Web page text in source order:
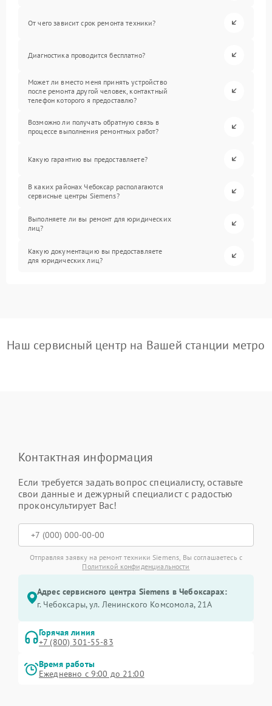
От чего зависит срок ремонта техники?
Диагностика проводится бесплатно?
Может ли вместо меня принять устройство
после ремонта другой человек, контактный
телефон которого я предоставлю?
Возможно ли получать обратную связь в
процессе выполнения ремонтных работ?
Какую гарантию вы предоставляете?
В каких районах Чебоксар располагаются
сервисные центры Siemens?
Выполняете ли вы ремонт для юридических
лиц?
Какую документацию вы предоставляете
для юридических лиц?
Наш сервисный центр на Вашей станции метро
Контактная информация
Если требуется задать вопрос специалисту, оставьте
свои данные и дежурный специалист с радостью
проконсультирует Вас!
Отправляя заявку на ремонт техники Siemens, Вы соглашаетесь с
Политикой конфиденциальности
Адрес сервисного центра Siemens в Чебоксарах:
г. Чебоксары, ул. Ленинского Комсомола, 21А
Горячая линия
+7 (800) 301-55-83
Время работы
Ежедневно с 9:00 до 21:00